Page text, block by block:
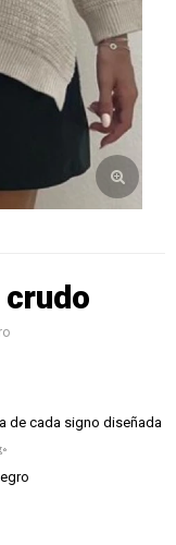
de cada signo diseñada